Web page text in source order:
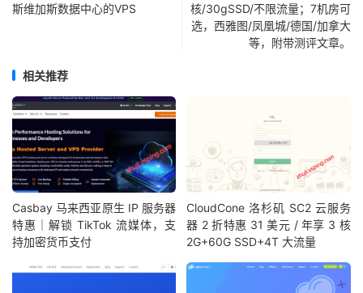
斯维加斯数据中心的VPS
核/30gSSD/不限流量；7机房可
选，西雅图/凤凰城/德国/加拿大
等，附带测评文章。
相关推荐
Casbay 马来西亚原生 IP 服务器
特惠｜解锁 TikTok 流媒体，支
持加密货币支付
CloudCone 洛杉矶 SC2 云服务
器 2 折特惠 31 美元 / 年享 3 核
2G+60G SSD+4T 大流量